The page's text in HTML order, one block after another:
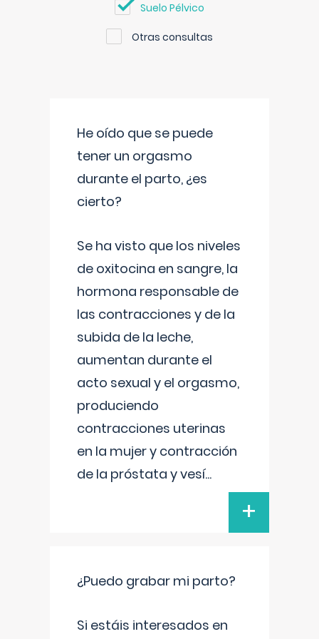
Suelo Pélvico
Otras consultas
He oído que se puede
tener un orgasmo
durante el parto, ¿es
cierto?
Se ha visto que los niveles
de oxitocina en sangre, la
hormona responsable de
las contracciones y de la
subida de la leche,
aumentan durante el
acto sexual y el orgasmo,
produciendo
contracciones uterinas
en la mujer y contracción
de la próstata y vesí...
+
¿Puedo grabar mi parto?
Si estáis interesados en